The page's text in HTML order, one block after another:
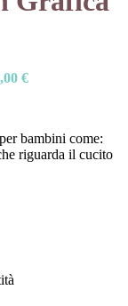
€
bambini come:
riguarda il cucito